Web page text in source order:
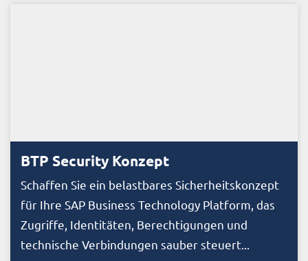
BTP Security Konzept
Schaffen Sie ein belastbares Sicherheitskonzept
für Ihre SAP Business Technology Platform, das
Zugriffe, Identitäten, Berechtigungen und
technische Verbindungen sauber steuert...